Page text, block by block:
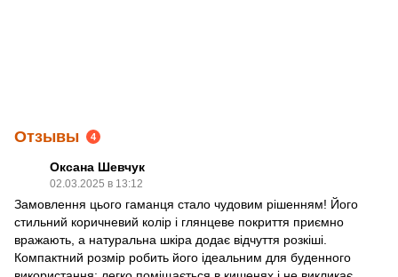
Отзывы 4
Оксана Шевчук
02.03.2025 в 13:12
Замовлення цього гаманця стало чудовим рішенням! Його
стильний коричневий колір і глянцеве покриття приємно
вражають, а натуральна шкіра додає відчуття розкіші.
Компактний розмір робить його ідеальним для буденного